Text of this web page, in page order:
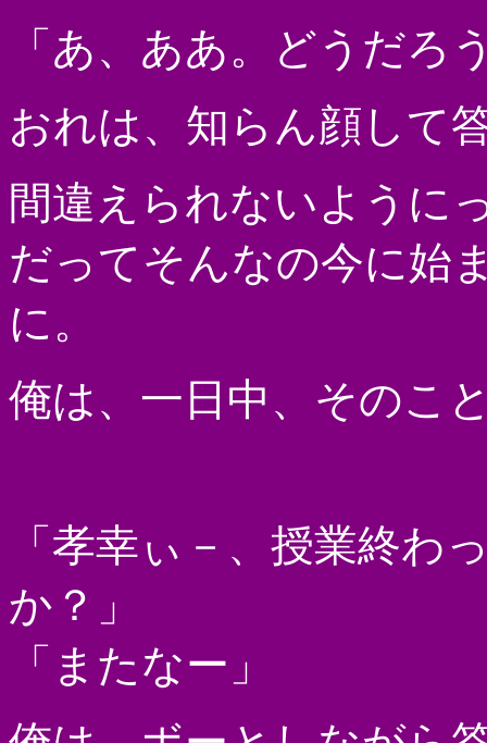
「あ、ああ。どうだろ
おれは、知らん顔して
間違えられないように
だってそんなの今に始
に。
俺は、一日中、そのこ
「孝幸ぃ－、授業終わ
か？」
「またなー」